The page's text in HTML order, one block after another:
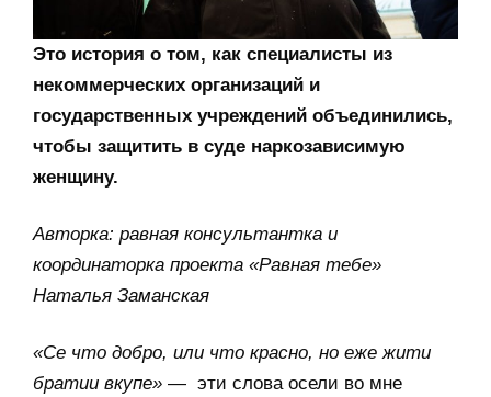
Это история о том, как специалисты из
некоммерческих организаций и
государственных учреждений объединились,
чтобы защитить в суде наркозависимую
женщину.
Авторка: равная консультантка и
координаторка проекта «Равная тебе»
Наталья Заманская
«Се что добро, или что красно, но еже жити
братии вкупе» — эти слова осели во мне